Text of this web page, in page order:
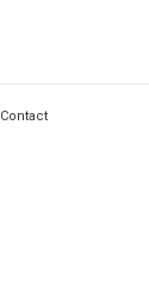
Contact